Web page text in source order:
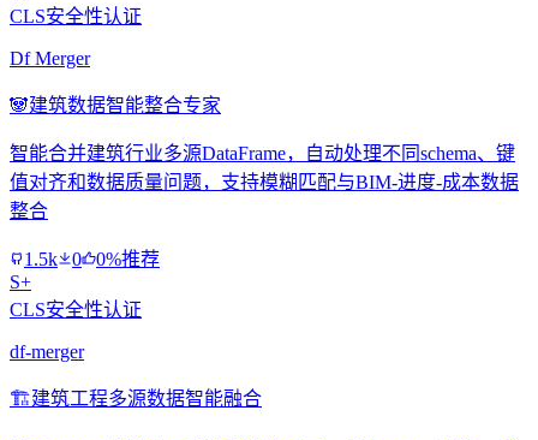
CLS安全性认证
Df Merger
🐼建筑数据智能整合专家
智能合并建筑行业多源DataFrame，自动处理不同schema、键
值对齐和数据质量问题，支持模糊匹配与BIM-进度-成本数据
整合
1.5k 0
0%推荐
S+
CLS安全性认证
df-merger
🏗️建筑工程多源数据智能融合